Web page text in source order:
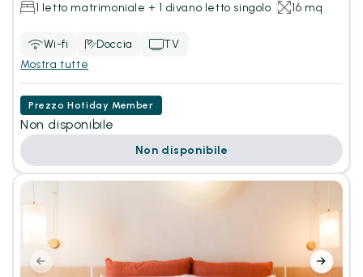
1 letto matrimoniale + 1 divano letto singolo
16 mq
Wi-fi Doccia
TV
Mostra tutte
Prezzo Hotiday Member
Non disponibile
Non disponibile